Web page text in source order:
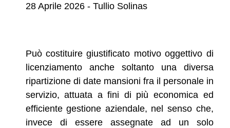
28 Aprile 2026 - Tullio Solinas
Può costituire giustificato motivo oggettivo di
licenziamento anche soltanto una diversa
ripartizione di date mansioni fra il personale in
servizio, attuata a fini di più economica ed
efficiente gestione aziendale, nel senso che,
invece di essere assegnate ad un solo